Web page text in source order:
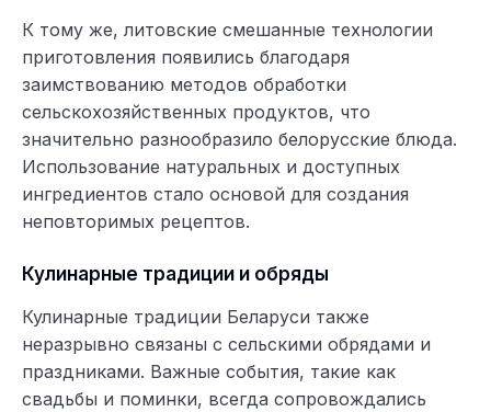
К тому же, литовские смешанные технологии
приготовления появились благодаря
заимствованию методов обработки
сельскохозяйственных продуктов, что
значительно разнообразило белорусские блюда.
Использование натуральных и доступных
ингредиентов стало основой для создания
неповторимых рецептов.
Кулинарные традиции и обряды
Кулинарные традиции Беларуси также
неразрывно связаны с сельскими обрядами и
праздниками. Важные события, такие как
свадьбы и поминки, всегда сопровождались